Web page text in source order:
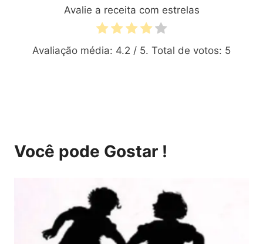
Avalie a receita com estrelas
Avaliação média: 4.2 / 5. Total de votos: 5
Você pode Gostar !